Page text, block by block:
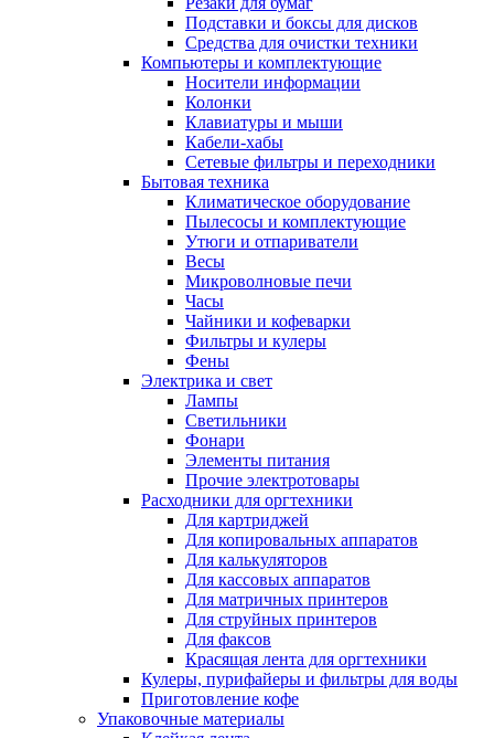
Подставки и боксы для дисков
Средства для очистки техники
Компьютеры и комплектующие
Носители информации
Колонки
Клавиатуры и мыши
Кабели-хабы
Сетевые фильтры и переходники
Бытовая техника
Климатическое оборудование
Пылесосы и комплектующие
Утюги и отпариватели
Весы
Микроволновые печи
Часы
Чайники и кофеварки
Фильтры и кулеры
Фены
Электрика и свет
Лампы
Светильники
Фонари
Элементы питания
Прочие электротовары
Расходники для оргтехники
Для картриджей
Для копировальных аппаратов
Для калькуляторов
Для кассовых аппаратов
Для матричных принтеров
Для струйных принтеров
Для факсов
Красящая лента для оргтехники
Кулеры, пурифайеры и фильтры для воды
Приготовление кофе
Упаковочные материалы